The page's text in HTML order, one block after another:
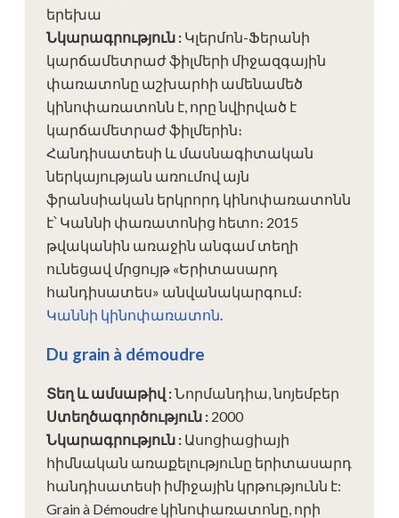
երեխա
Նկարագրություն : Կլերմոն-Ֆերանի
կարճամետրաժ ֆիլմերի միջազգային
փառատոնը աշխարհի ամենամեծ
կինոփառատոնն է, որը նվիրված է
կարճամետրաժ ֆիլմերին։
Հանդիսատեսի և մասնագիտական ​​
ներկայության առումով այն
ֆրանսիական երկրորդ կինոփառատոնն
է՝ Կաննի փառատոնից հետո։ 2015
թվականին առաջին անգամ տեղի
ունեցավ մրցույթ «Երիտասարդ
հանդիսատես» անվանակարգում։
Կաննի կինոփառատոն
Du grain à démoudre
Տեղ և ամսաթիվ :Նորմանդիա, նոյեմբեր
Ստեղծագործություն : 2000
Նկարագրություն : Ասոցիացիայի
հիմնական առաքելությունը երիտասարդ
հանդիսատեսի իմիջային կրթությունն է:
Grain à Démoudre կինոփառատոնը, որի